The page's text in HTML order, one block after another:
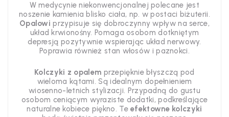
W medycynie niekonwencjonalnej polecane jest
noszenie kamienia blisko ciała, np. w postaci biżuterii.
Opalowi przypisuje się dobroczynny wpływ na serce,
układ krwionośny. Pomaga osobom dotkniętym
depresją pozytywnie wspierając układ nerwowy.
Poprawia również stan włosów i paznokci.
Kolczyki z opalem przepięknie błyszczą pod
wieloma kątami. Są idealnym dopełnieniem
wiosenno-letnich stylizacji. Przypadną do gustu
osobom ceniącym wyraziste dodatki, podkreślające
naturalne kobiece piękno. Teefektowne kolczyki